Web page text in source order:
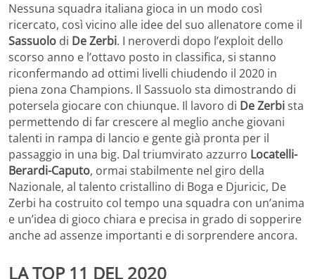
Nessuna squadra italiana gioca in un modo così
ricercato, così vicino alle idee del suo allenatore come il
Sassuolo di De Zerbi. I neroverdi dopo l’exploit dello
scorso anno e l’ottavo posto in classifica, si stanno
riconfermando ad ottimi livelli chiudendo il 2020 in
piena zona Champions. Il Sassuolo sta dimostrando di
potersela giocare con chiunque. Il lavoro di De Zerbista
permettendo di far crescere al meglio anche giovani
talenti in rampa di lancio e gente già pronta per il
passaggio in una big. Dal triumvirato azzurro Locatelli-
Berardi-Caputo, ormai stabilmente nel giro della
Nazionale, al talento cristallino di Boga e Djuricic, De
Zerbi ha costruito col tempo una squadra con un’anima
e un’idea di gioco chiara e precisa in grado di sopperire
anche ad assenze importanti e di sorprendere ancora.
LA TOP 11 DEL 2020